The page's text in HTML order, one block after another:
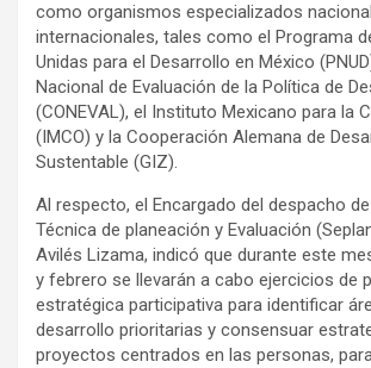
como organismos especializados
internacionales, tales como el Programa
Unidas para el Desarrollo en México
Nacional de Evaluación de la Política de
(CONEVAL), el Instituto Mexicano para la
(IMCO) y la Cooperación Alemana de
Sustentable (GIZ).
Al respecto, el Encargado del despacho
Técnica de planeación y Evaluación
Avilés Lizama, indicó que durante este
y febrero se llevarán a cabo ejercicios de
estratégica participativa para identificar
desarrollo prioritarias y consensuar
proyectos centrados en las personas,